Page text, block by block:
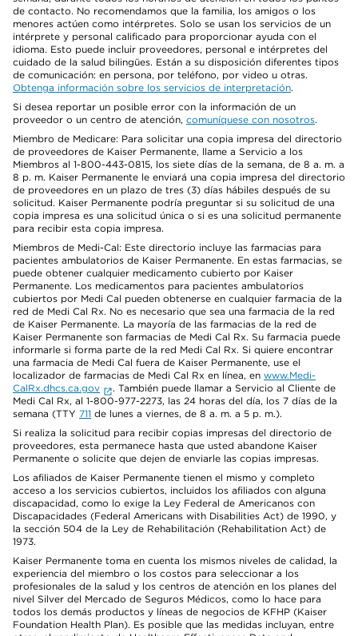
de contacto. No recomendamos que la familia, los amigos o los
menores actúen como intérpretes. Solo se usan los servicios de un
intérprete y personal calificado para proporcionar ayuda con el
idioma. Esto puede incluir proveedores, personal e intérpretes del
cuidado de la salud bilingües. Están a su disposición diferentes tipos
de comunicación: en persona, por teléfono, por video u otras.
Obtenga información sobre los servicios de interpretación.
Si desea reportar un posible error con la información de un
proveedor o un centro de atención, comuníquese con nosotros.
Miembro de Medicare: Para solicitar una copia impresa del directorio
de proveedores de Kaiser Permanente, llame a Servicio a los
Miembros al 1-800-443-0815, los siete días de la semana, de 8 a. m. a
8 p. m. Kaiser Permanente le enviará una copia impresa del directorio
de proveedores en un plazo de tres (3) días hábiles después de su
solicitud. Kaiser Permanente podría preguntar si su solicitud de una
copia impresa es una solicitud única o si es una solicitud permanente
para recibir esta copia impresa.
Miembros de Medi-Cal: Este directorio incluye las farmacias para
pacientes ambulatorios de Kaiser Permanente. En estas farmacias, se
puede obtener cualquier medicamento cubierto por Kaiser
Permanente. Los medicamentos para pacientes ambulatorios
cubiertos por Medi Cal pueden obtenerse en cualquier farmacia de la
red de Medi Cal Rx. No es necesario que sea una farmacia de la red
de Kaiser Permanente. La mayoría de las farmacias de la red de
Kaiser Permanente son farmacias de Medi Cal Rx. Su farmacia puede
informarle si forma parte de la red Medi Cal Rx. Si quiere encontrar
una farmacia de Medi Cal fuera de Kaiser Permanente, use el
localizador de farmacias de Medi Cal Rx en línea, en www.Medi-
CalRx.dhcs.ca.gov
. También puede llamar a Servicio al Cliente de
Medi Cal Rx, al 1-800-977-2273, las 24 horas del día, los 7 días de la
semana (TTY 711 de lunes a viernes, de 8 a. m. a 5 p. m.).
Si realiza la solicitud para recibir copias impresas del directorio de
proveedores, esta permanece hasta que usted abandone Kaiser
Permanente o solicite que dejen de enviarle las copias impresas.
Los afiliados de Kaiser Permanente tienen el mismo y completo
acceso a los servicios cubiertos, incluidos los afiliados con alguna
discapacidad, como lo exige la Ley Federal de Americanos con
Discapacidades (Federal Americans with Disabilities Act) de 1990, y
la sección 504 de la Ley de Rehabilitación (Rehabilitation Act) de
1973.
Kaiser Permanente toma en cuenta los mismos niveles de calidad, la
experiencia del miembro o los costos para seleccionar a los
profesionales de la salud y los centros de atención en los planes del
nivel Silver del Mercado de Seguros Médicos, como lo hace para
todos los demás productos y líneas de negocios de KFHP (Kaiser
Foundation Health Plan). Es posible que las medidas incluyan, entre